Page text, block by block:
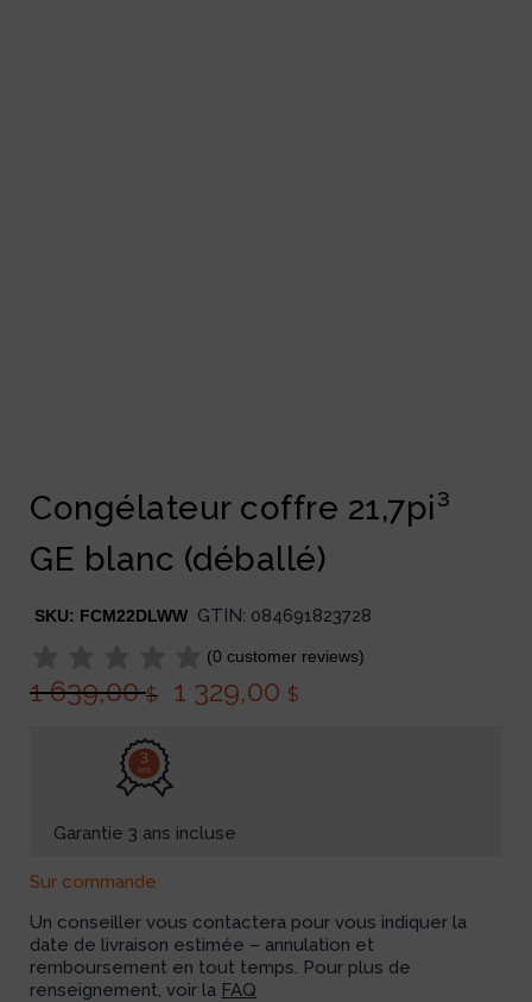
Congélateur coffre 21,7pi³
GE blanc (déballé)
SKU: FCM22DLWW GTIN: 084691823728
(0 customer reviews)
1 639,00$ 1 329,00 $
3
ans
Garantie 3 ans incluse
Sur commande
Un conseiller vous contactera pour vous indiquer la
date de livraison estimée – annulation et
remboursement en tout temps. Pour plus de
renseignement, voir la FAQ